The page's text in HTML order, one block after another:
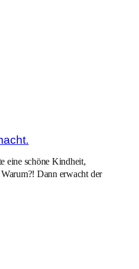
eine schöne Kindheit,
Dann erwacht der